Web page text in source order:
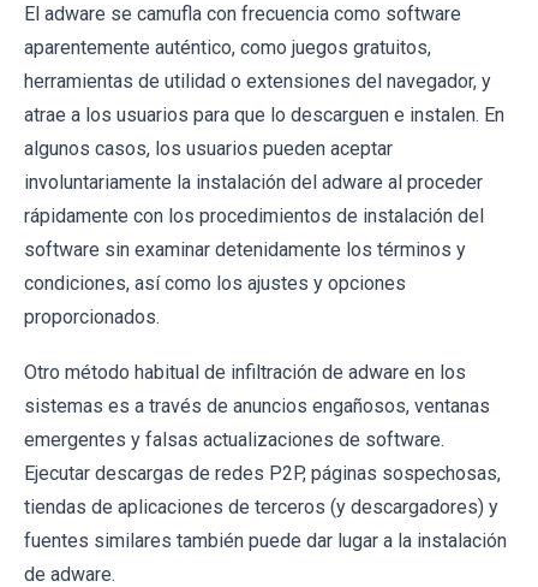
El adware se camufla con frecuencia como software
aparentemente auténtico, como juegos gratuitos,
herramientas de utilidad o extensiones del navegador, y
atrae a los usuarios para que lo descarguen e instalen. En
algunos casos, los usuarios pueden aceptar
involuntariamente la instalación del adware al proceder
rápidamente con los procedimientos de instalación del
software sin examinar detenidamente los términos y
condiciones, así como los ajustes y opciones
proporcionados.
Otro método habitual de infiltración de adware en los
sistemas es a través de anuncios engañosos, ventanas
emergentes y falsas actualizaciones de software.
Ejecutar descargas de redes P2P, páginas sospechosas,
tiendas de aplicaciones de terceros (y descargadores) y
fuentes similares también puede dar lugar a la instalación
de adware.